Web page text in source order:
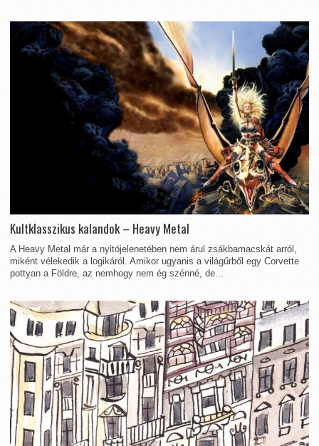
Kultklasszikus kalandok – Heavy Metal
A Heavy Metal már a nyitójelenetében nem árul zsákbamacskát arról,
miként vélekedik a logikáról. Amikor ugyanis a világűrből egy Corvette
pottyan a Földre, az nemhogy nem ég szénné, de...